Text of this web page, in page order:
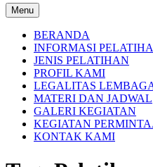
Menu
BERANDA
INFORMASI
JENIS PELATIHAN
PROFIL KAMI
LEGALITAS
MATERI DAN JADWAL
GALERI KEGIATAN
KEGIATAN
KONTAK KAMI